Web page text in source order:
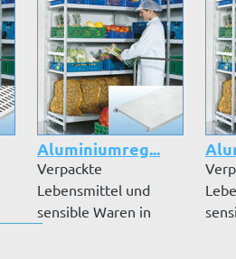
Aluminiumreg...
Verpackte
Lebensmittel und
sensible Waren in